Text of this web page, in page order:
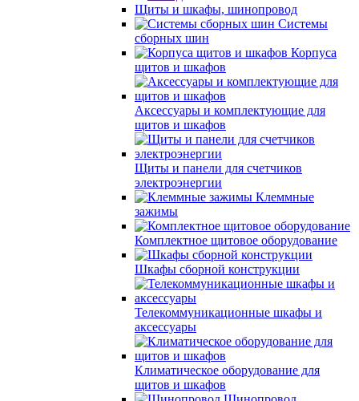
Щиты и шкафы, шинопровод
Системы
сборных шин
Корпуса
щитов и шкафов
Аксессуары и комплектующие для
щитов и шкафов
Щиты и панели для счетчиков
электроэнергии
Клеммные
зажимы
Комплектное щитовое оборудование
Шкафы сборной конструкции
Телекоммуникационные шкафы и
аксессуары
Климатическое оборудование для
щитов и шкафов